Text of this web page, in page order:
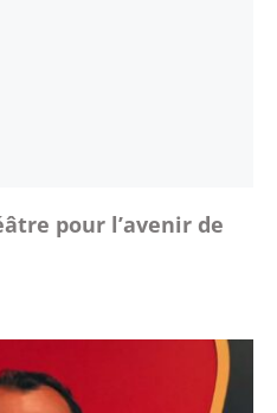
pour l’avenir de